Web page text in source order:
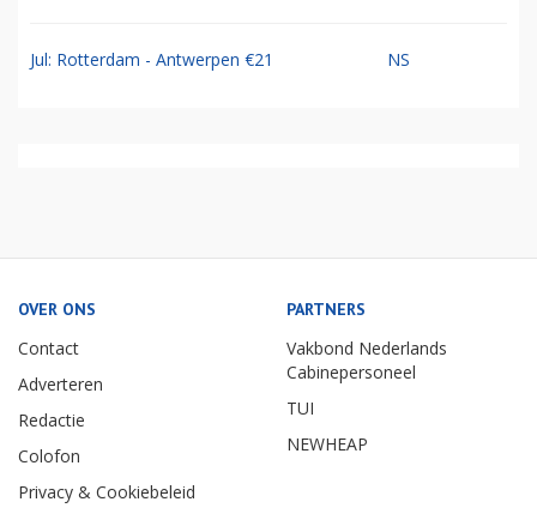
Jul: Rotterdam - Antwerpen €21 NS
OVER ONS
Contact
Adverteren
Redactie
Colofon
Privacy & Cookiebeleid
PARTNERS
Vakbond Nederlands
Cabinepersoneel
TUI
NEWHEAP